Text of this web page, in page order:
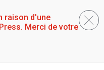
raison d'une
Merci de votre